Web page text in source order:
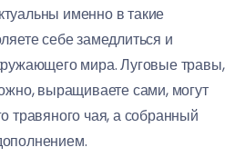
именно в такие
себе замедлиться и
мира. Луговые травы,
выращиваете сами, могут
травяного чая, а собранный